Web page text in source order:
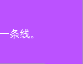
条线。